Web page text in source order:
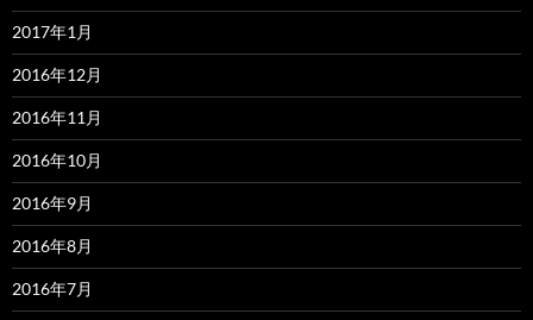
2017年1月
2016年12月
2016年11月
2016年10月
2016年9月
2016年8月
2016年7月